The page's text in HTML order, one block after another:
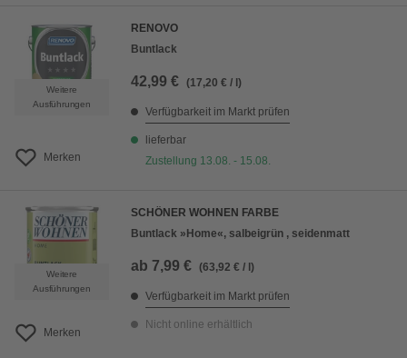
Weitere
Ausführungen
Merken
RENOVO
Buntlack
42,99 € (17,20 € / l)
Verfügbarkeit im Markt prüfen
lieferbar
Zustellung 13.08. - 15.08.
Weitere
Ausführungen
Merken
SCHÖNER WOHNEN FARBE
Buntlack »Home«, salbeigrün , seidenmatt
ab 7,99 € (63,92 € / l)
Verfügbarkeit im Markt prüfen
Nicht online erhältlich